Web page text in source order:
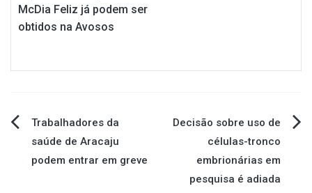
McDia Feliz já podem ser
obtidos na Avosos
Navegação
de
Trabalhadores da
saúde de Aracaju
podem entrar em greve
Decisão sobre uso de
células-tronco
embrionárias em
pesquisa é adiada